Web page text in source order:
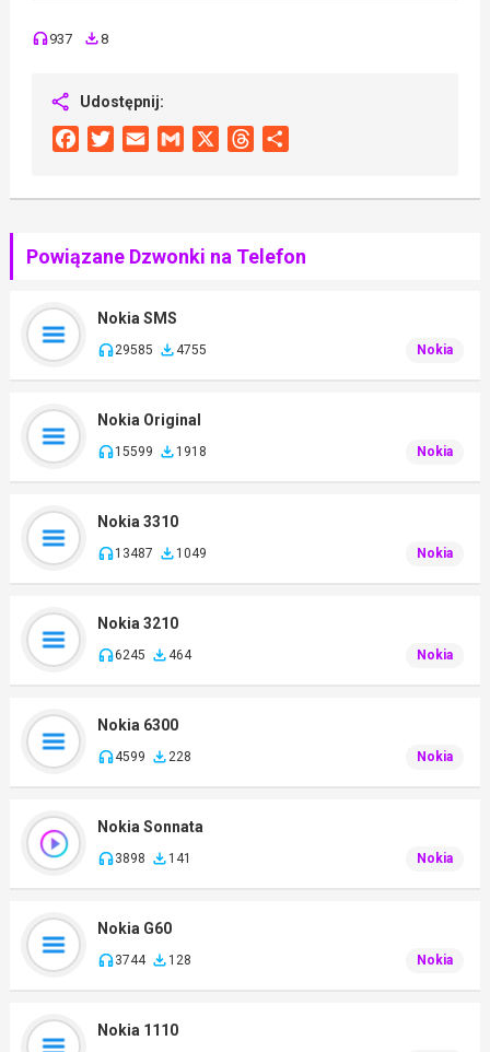
937 8
Udostępnij:
FacebookTwitterEmail Gmail Threads
Powiązane Dzwonki na Telefon
Nokia SMS
29585 4755 Nokia
Nokia Original
15599 1918 Nokia
Nokia 3310
13487 1049 Nokia
Nokia 3210
6245 464 Nokia
Nokia 6300
4599 228 Nokia
Nokia Sonnata
3898 141 Nokia
Nokia G60
3744 128 Nokia
Nokia 1110